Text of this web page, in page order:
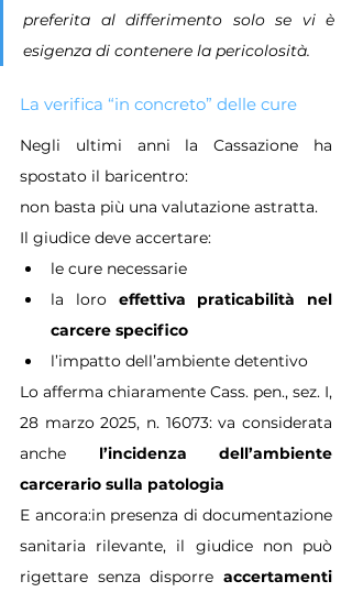
preferita al differimento solo se vi è
esigenza di contenere la pericolosità.
La verifica “in concreto” delle cure
Negli ultimi anni la Cassazione ha
spostato il baricentro:
non basta più una valutazione astratta.
Il giudice deve accertare:
le cure necessarie
la loro effettiva praticabilità nel
carcere specifico
l’impatto dell’ambiente detentivo
Lo afferma chiaramente Cass. pen., sez. I,
28 marzo 2025, n. 16073: va considerata
anche l’incidenza dell’ambiente
carcerario sulla patologia
E ancora:in presenza di documentazione
sanitaria rilevante, il giudice non può
rigettare senza disporre accertamenti